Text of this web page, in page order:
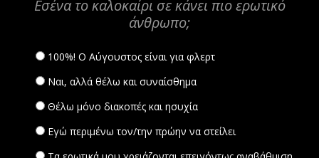
Εσένα το καλοκαίρι σε κάνει πιο ερωτικό
άνθρωπο;
100%! Ο Αύγουστος είναι για φλερτ
Ναι, αλλά θέλω και συναίσθημα
Θέλω μόνο διακοπές και ησυχία
Εγώ περιμένω τον/την πρώην να στείλει